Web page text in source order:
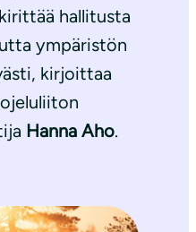
hallitusta
ympäristön
kirjoittaa
Hanna Aho.